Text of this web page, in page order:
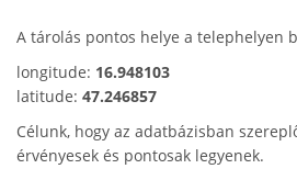
A tárolás pontos helye a telephelyen
longitude: 16.948103
latitude: 47.246857
Célunk, hogy az adatbázisban
érvényesek és pontosak legyenek.